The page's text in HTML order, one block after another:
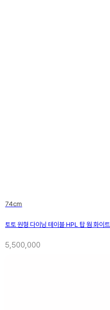
74cm
토토 원형 다이닝 테이블 HPL 탑 웜 화이트
5,500,000